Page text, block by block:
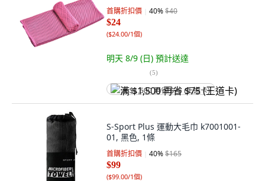
首購折扣價 40%$40
$24
($24.00/1個)
明天 8/9 (日) 預計送達
(5)
满 $1,500 再省 $75 (王道卡)
S-Sport Plus 運動大毛巾 k7001001-
01, 黑色, 1條
首購折扣價 40%$165
$99
($99.00/1個)